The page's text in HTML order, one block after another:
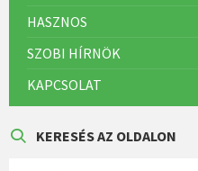
HASZNOS
SZOBI HÍRNÖK
KAPCSOLAT
KERESÉS AZ OLDALON